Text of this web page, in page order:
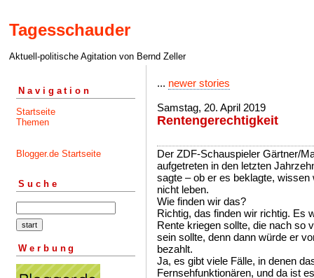
Tagesschauder
Aktuell-politische Agitation von Bernd Zeller
Navigation
Startseite
Themen
Blogger.de Startseite
Suche
Werbung
... newer stories
Samstag, 20. April 2019
Rentengerechtigkeit
Der ZDF-Schauspieler Gärtner/
aufgetreten in den letzten
sagte – ob er es beklagte,
nicht leben.
Wie finden wir das?
Richtig, das finden wir richtig. Es
Rente kriegen sollte, die nach so
sein sollte, denn dann würde er
bezahlt.
Ja, es gibt viele Fälle, in denen
Fernsehfunktionären, und da ist